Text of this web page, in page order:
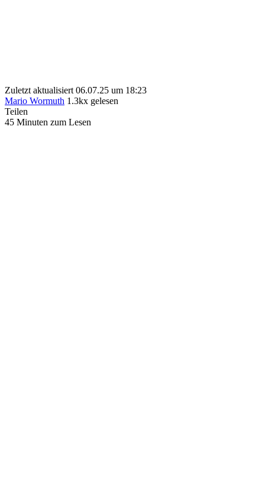
Zuletzt aktualisiert 06.07.25 um 18:23
Mario Wormuth 1.3kx gelesen
Teilen
45 Minuten zum Lesen